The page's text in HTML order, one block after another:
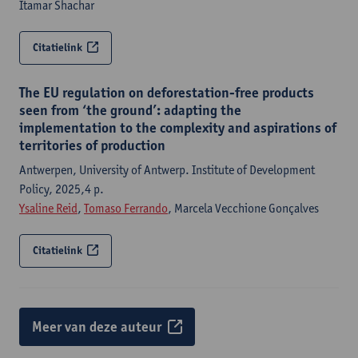
Itamar Shachar
Citatielink
The EU regulation on deforestation-free products
seen from ‘the ground’: adapting the
implementation to the complexity and aspirations of
territories of production
Antwerpen, University of Antwerp. Institute of Development
Policy, 2025,4 p.
Ysaline Reid, Tomaso Ferrando, Marcela Vecchione Gonçalves
Citatielink
Meer van deze auteur